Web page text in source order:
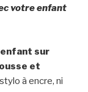
votre enfant
sur
et
à encre, ni